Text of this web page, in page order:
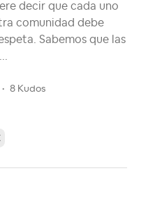
decir que cada uno
comunidad debe
Sabemos que las
8 Kudos